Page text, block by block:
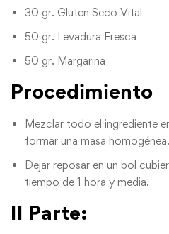
30 gr. Gluten Seco Vital
50 gr. Levadura Fresca
50 gr. Margarina
Procedimiento
Mezclar todo el ingrediente
formar una masa homogénea.
Dejar reposar en un bol
tiempo de 1 hora y media.
II Parte: